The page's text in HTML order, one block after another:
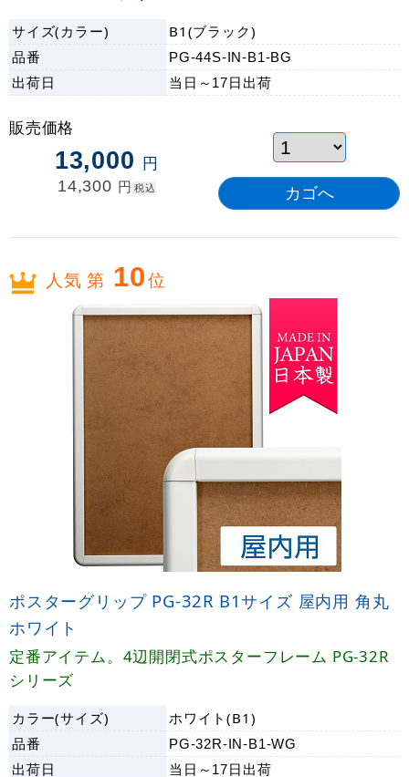
サイズ(カラー)
B1(ブラック)
品番
PG-44S-IN-B1-BG
出荷日 当日～17日 出荷
販売価格
13,000 円
14,300 円 税込
人気 第 10位
ポスターグリップ PG-32R B1サイズ 屋内用 角丸
ホワイト
定番アイテム。4辺開閉式ポスターフレーム PG-32R
シリーズ
カラー(サイズ)
ホワイト(B1)
品番
PG-32R-IN-B1-WG
出荷日 当日～17日 出荷